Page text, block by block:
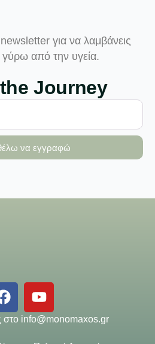
για να λαμβάνεις
από την υγεία.
Journey
να εγγραφώ
στο info@monomaxos.gr